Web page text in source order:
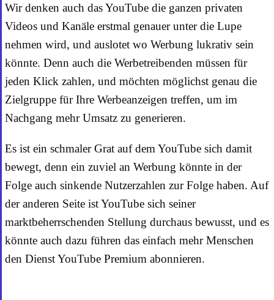
Wir denken auch das YouTube die ganzen privaten
Videos und Kanäle erstmal genauer unter die Lupe
nehmen wird, und auslotet wo Werbung lukrativ sein
könnte. Denn auch die Werbetreibenden müssen für
jeden Klick zahlen, und möchten möglichst genau die
Zielgruppe für Ihre Werbeanzeigen treffen, um im
Nachgang mehr Umsatz zu generieren.
Es ist ein schmaler Grat auf dem YouTube sich damit
bewegt, denn ein zuviel an Werbung könnte in der
Folge auch sinkende Nutzerzahlen zur Folge haben. Auf
der anderen Seite ist YouTube sich seiner
marktbeherrschenden Stellung durchaus bewusst, und es
könnte auch dazu führen das einfach mehr Menschen
den Dienst YouTube Premium abonnieren.